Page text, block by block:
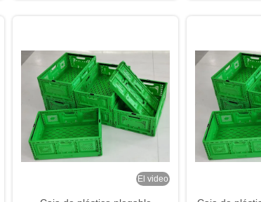
El video